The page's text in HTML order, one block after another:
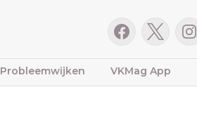
Probleemwijken VKMag App